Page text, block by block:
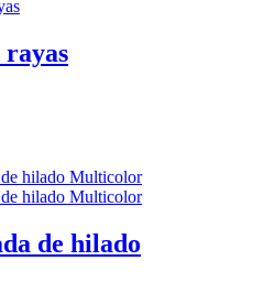
rayas
de hilado